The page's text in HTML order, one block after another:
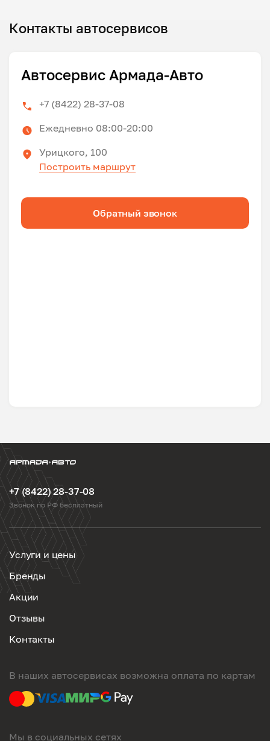
Контакты автосервисов
Автосервис Армада-Авто
+7 (8422) 28-37-08
Ежедневно 08:00-20:00
Урицкого, 100
Построить маршрут
Обратный звонок
+7 (8422) 28-37-08
Звонок по РФ бесплатный
Услуги и цены
Бренды
Акции
Отзывы
Контакты
В наших автосервисах возможна оплата по картам
Мы в социальных сетях